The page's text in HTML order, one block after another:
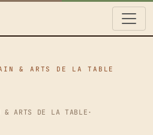
& ARTS DE LA TABLE
ARTS DE LA TABLE ·